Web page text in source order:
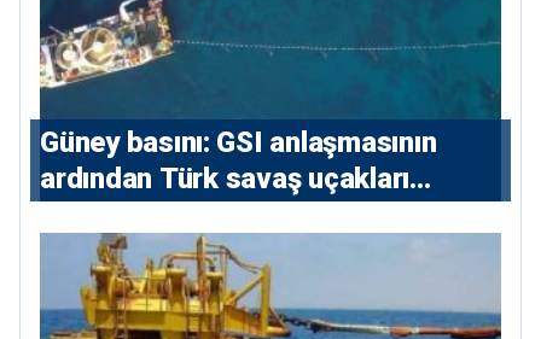
Güney basını: ⁠GSI anlaşmasının
ardından Türk savaş uçakları